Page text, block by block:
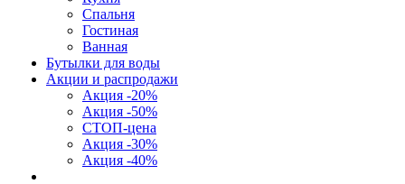
Спальня
Гостиная
Ванная
Бутылки для воды
Акции и распродажи
Акция -20%
Акция -50%
СТОП-цена
Акция -30%
Акция -40%